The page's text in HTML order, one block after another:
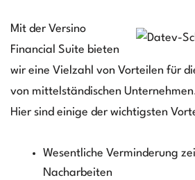
Mit der Versino
Financial Suite bieten
wir eine Vielzahl von Vorteilen für
von mittelständischen
Hier sind einige der wichtigsten
Wesentliche Verminderung
Nacharbeiten